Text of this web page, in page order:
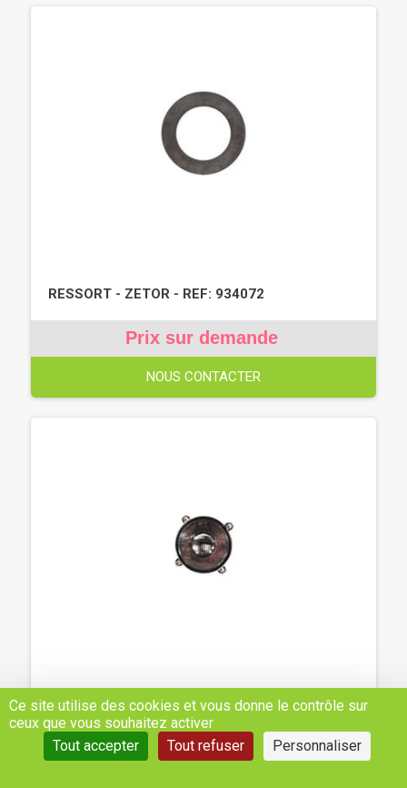
RESSORT - ZETOR - REF: 934072
Prix sur demande
NOUS CONTACTER
RÉFLECTEUR DE PHARE 130 MM ZETOR -
ZETOR - REF: 89352904H
Prix sur demande
Ce site utilise des cookies et vous donne le contrôle sur
ceux que vous souhaitez activer
Tout accepter
Tout refuser Personnaliser